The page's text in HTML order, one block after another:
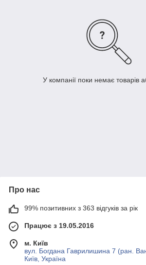
У компанії поки немає товарів
Про нас
99% позитивних з 363 відгуків за рік
Працює з 19.05.2016
м. Київ
вул. Богдана Гаврилишина 7 (ран.
Київ, Україна